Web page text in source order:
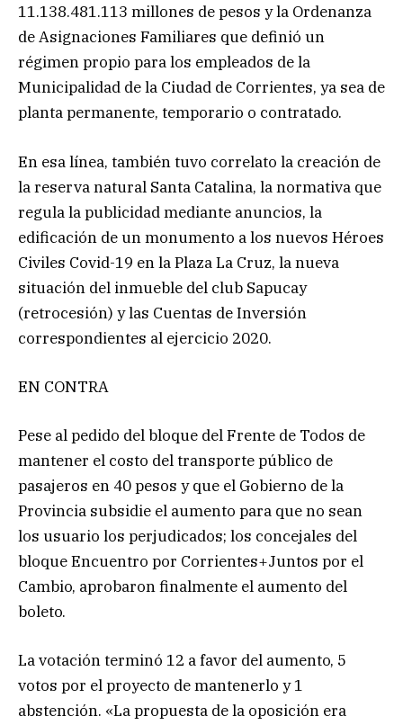
11.138.481.113 millones de pesos y la Ordenanza
de Asignaciones Familiares que definió un
régimen propio para los empleados de la
Municipalidad de la Ciudad de Corrientes, ya sea de
planta permanente, temporario o contratado.
En esa línea, también tuvo correlato la creación de
la reserva natural Santa Catalina, la normativa que
regula la publicidad mediante anuncios, la
edificación de un monumento a los nuevos Héroes
Civiles Covid-19 en la Plaza La Cruz, la nueva
situación del inmueble del club Sapucay
(retrocesión) y las Cuentas de Inversión
correspondientes al ejercicio 2020.
EN CONTRA
Pese al pedido del bloque del Frente de Todos de
mantener el costo del transporte público de
pasajeros en 40 pesos y que el Gobierno de la
Provincia subsidie el aumento para que no sean
los usuario los perjudicados; los concejales del
bloque Encuentro por Corrientes+Juntos por el
Cambio, aprobaron finalmente el aumento del
boleto.
La votación terminó 12 a favor del aumento, 5
votos por el proyecto de mantenerlo y 1
abstención. «La propuesta de la oposición era